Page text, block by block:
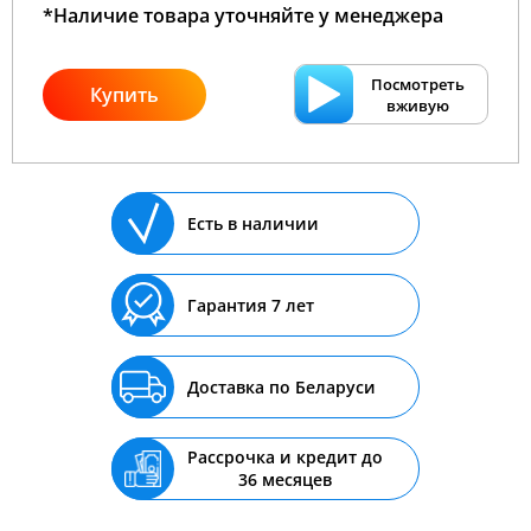
*Наличие товара уточняйте у менеджера
Купить
Посмотреть
вживую
Есть в наличии
Гарантия 7 лет
Доставка по Беларуси
Рассрочка и кредит до
36 месяцев